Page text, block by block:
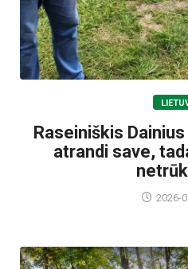
Raseiniškis
atrandi save,
2026-